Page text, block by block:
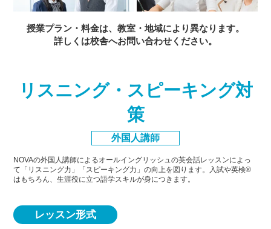
授業プラン・料金は、教室・地域により異なります。
詳しくは校舎へお問い合わせください。
リスニング・スピーキング対
策
外国人講師
NOVAの外国人講師によるオールイングリッシュの英会話レッスンによっ
て「リスニング力」「スピーキング力」の向上を図ります。入試や英検®
はもちろん、生涯役に立つ語学スキルが身につきます。
レッスン形式